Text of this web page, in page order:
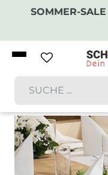
SOMMER-SALE